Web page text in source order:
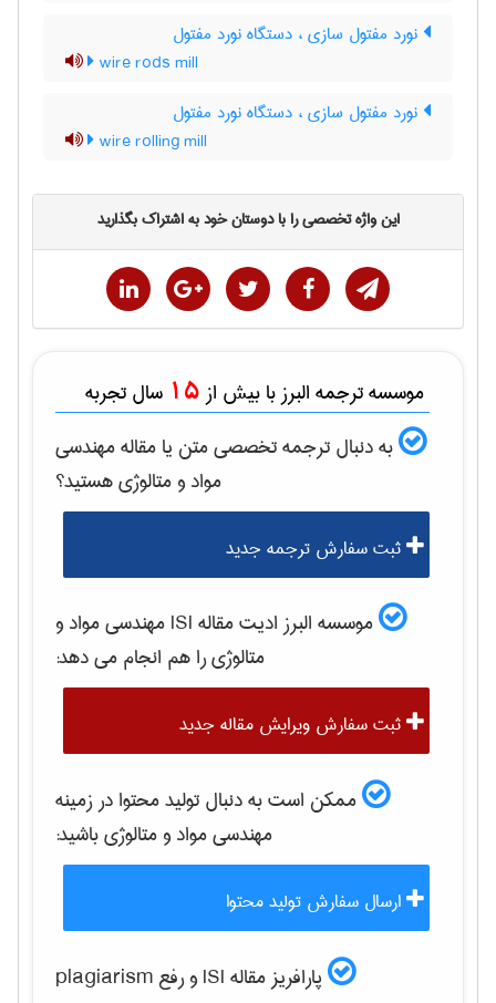
نورد مفتول سازی ، دستگاه نورد مفتول
wire rods mill
نورد مفتول سازی ، دستگاه نورد مفتول
wire rolling mill
این واژه تخصصی را با دوستان خود به اشتراک بگذارید
موسسه ترجمه البرز با بیش از 15 سال تجربه
به دنبال ترجمه تخصصی متن یا مقالهمهندسی
مواد و متالوژیهستید؟
ثبت سفارش ترجمه جدید
موسسه البرز ادیت مقاله ISI
مهندسی مواد و
متالوژیرا هم انجام می دهد:
ثبت سفارش ویرایش مقاله جدید
ممکن است به دنبال تولید محتوا در زمینه
مهندسی مواد و متالوژیباشید:
ارسال سفارش تولید محتوا
پارافریز مقاله ISI و رفع plagiarism